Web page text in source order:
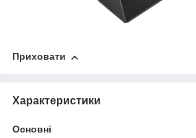
Приховати
Характеристики
Основні